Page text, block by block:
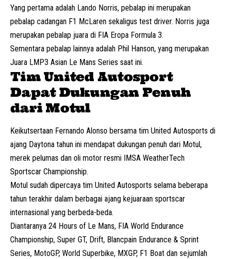
Yang pertama adalah Lando Norris, pebalap ini merupakan
pebalap cadangan F1 McLaren sekaligus test driver. Norris juga
merupakan pebalap juara di FIA Eropa Formula 3.
Sementara pebalap lainnya adalah Phil Hanson, yang merupakan
Juara LMP3 Asian Le Mans Series saat ini.
Tim United Autosport
Dapat Dukungan Penuh
dari Motul
Keikutsertaan Fernando Alonso bersama tim United Autosports di
ajang Daytona tahun ini mendapat dukungan penuh dari Motul,
merek pelumas dan oli motor resmi IMSA WeatherTech
Sportscar Championship.
Motul sudah dipercaya tim United Autosports selama beberapa
tahun terakhir dalam berbagai ajang kejuaraan sportscar
internasional yang berbeda-beda.
Diantaranya 24 Hours of Le Mans, FIA World Endurance
Championship, Super GT, Drift, Blancpain Endurance & Sprint
Series, MotoGP, World Superbike, MXGP, F1 Boat dan sejumlah